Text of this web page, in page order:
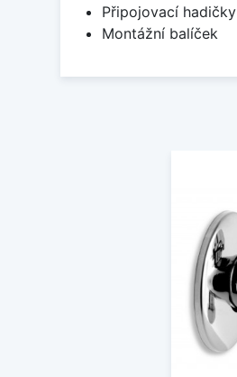
Připojovací hadičky
Montážní balíček